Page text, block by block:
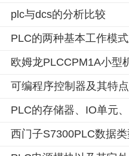
plc与dcs的分析比较
PLC的两种基本工作模
欧姆龙PLCCPM1A小型
可编程序控制器及其特点
PLC的存储器、IO单元
西门子S7300PLC数据